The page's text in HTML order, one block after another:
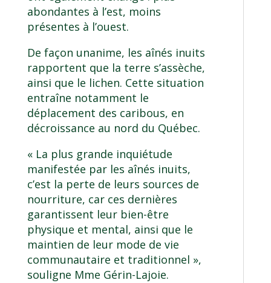
abondantes à l’est, moins
présentes à l’ouest.
De façon unanime, les aînés inuits
rapportent que la terre s’assèche,
ainsi que le lichen. Cette situation
entraîne notamment le
déplacement des caribous, en
décroissance au nord du Québec.
« La plus grande inquiétude
manifestée par les aînés inuits,
c’est la perte de leurs sources de
nourriture, car ces dernières
garantissent leur bien-être
physique et mental, ainsi que le
maintien de leur mode de vie
communautaire et traditionnel »,
souligne Mme Gérin-Lajoie.